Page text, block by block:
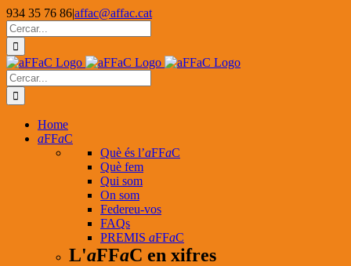
Skip
to
content
934 35 76 86|affac@affac.cat
Facebook
X
YouTube
Cerca
…
Cerca
…
Home
aFFaC
Què és l’aFFaC
Què fem
Qui som
On som
Federeu-vos
FAQs
PREMIS aFFaC
L'aFFaC en xifres